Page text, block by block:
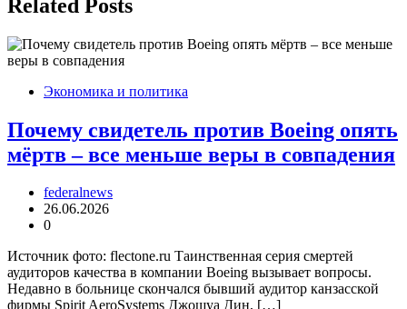
Related Posts
Экономика и политика
Почему свидетель против Boeing опять
мёртв – все меньше веры в совпадения
federalnews
26.06.2026
0
Источник фото: flectone.ru Таинственная серия смертей
аудиторов качества в компании Boeing вызывает вопросы.
Недавно в больнице скончался бывший аудитор канзасской
фирмы Spirit AeroSystems Джошуа Дин, […]